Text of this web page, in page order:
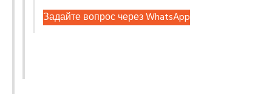
Задайте вопрос через WhatsApp